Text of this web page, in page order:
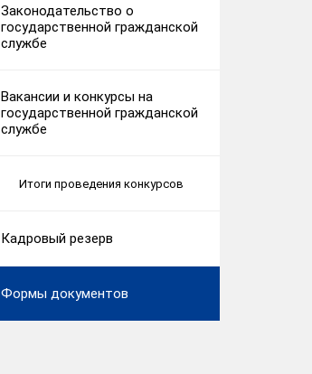
Законодательство о
государственной гражданской
службе
Вакансии и конкурсы на
государственной гражданской
службе
Итоги проведения конкурсов
Кадровый резерв
Формы документов